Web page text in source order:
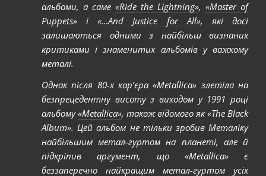
альбоми, а саме «Ride the Lightning», «Master of
Puppets» і«…And Justice for All», які досі
залишаються одними з найбільш визнаних
критиками і знаменитих альбомів у важкому
металі.
Однак після 80-х кар’єра «Metallica» злетіла на
безпрецедентну висоту з виходом у 1991 році
альбому«Metallica», також відомого як «The Black
Album». Цей альбом не тільки зробив Металіку
найбільшим метал-гуртом на планеті, але й
підкріпив аргумент, що «Metallica» є
беззаперечно найкращим метал-гуртом усіх